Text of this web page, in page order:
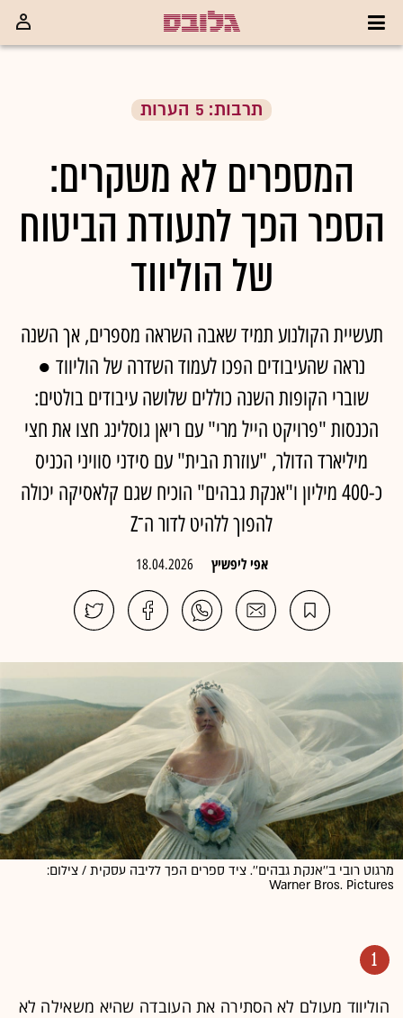
תרבות: 5 הערות
המספרים לא משקרים:
הספר הפך לתעודת הביטוח
של הוליווד
תעשיית הקולנוע תמיד שאבה השראה מספרים, אך השנה
נראה שהעיבודים הפכו לעמוד השדרה של הוליווד ●
שוברי הקופות השנה כוללים שלושה עיבודים בולטים:
הכנסות "פרויקט הייל מרי" עם ריאן גוסלינג חצו את חצי
מיליארד הדולר, "עוזרת הבית" עם סידני סוויני הכניס
כ-400 מיליון ו"אנקת גבהים" הוכיח שגם קלאסיקה יכולה
להפוך ללהיט לדור ה־Z
אפי ליפשיץ 18.04.2026
מרגוט רובי ב''אנקת גבהים''. ציד ספרים הפך לליבה עסקית / צילום:
Warner Bros. Pictures
1
הוליווד מעולם לא הסתירה את העובדה שהיא משאילה לא